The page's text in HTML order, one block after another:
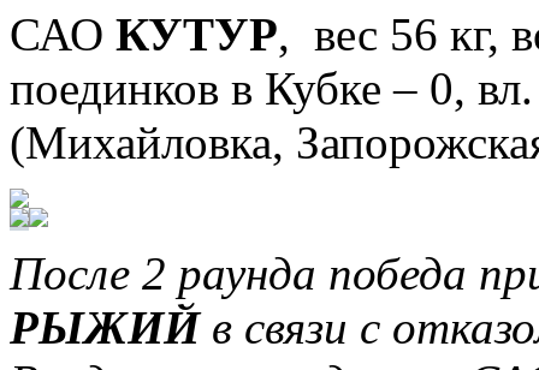
САО КУТУР, вес 56 кг,
поединков в Кубке – 0,
(Михайловка,
После 2 раунда победа
РЫЖИЙв связи с